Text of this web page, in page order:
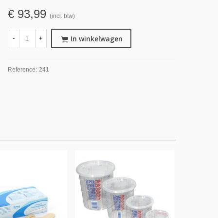
€ 93,99 (incl. btw)
- + In winkelwagen
Reference: 241